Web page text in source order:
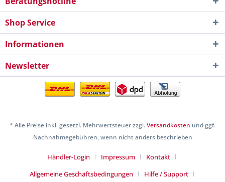
Shop Service
Informationen
Newsletter
* Alle Preise inkl. gesetzl. Mehrwertsteuer zzgl.Versandkosten und ggf.
Nachnahmegebühren, wenn nicht anders beschrieben
Händler-Login Impressum
Kontakt
Allgemeine Geschäftsbedingungen
Hilfe / Support